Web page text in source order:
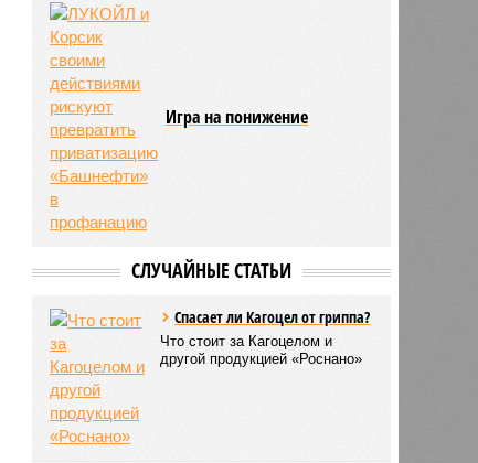
Игра на понижение
СЛУЧАЙНЫЕ СТАТЬИ
Спасает ли Кагоцел от гриппа?
Что стоит за Кагоцелом и
другой продукцией «Роснано»